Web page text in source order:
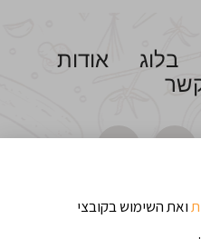
בלוג
אודות
ואת השימוש בקובצי